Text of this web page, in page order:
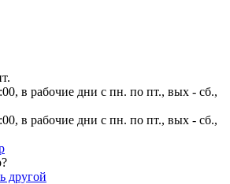
в рабочие дни с пн. по пт., вых - сб.,
в рабочие дни с пн. по пт., вых - сб.,
?
другой